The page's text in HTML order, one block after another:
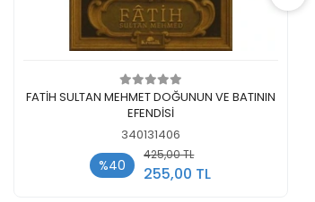
Sepete Ekle
FATİH SULTAN MEHMET DOĞUNUN VE BATININ
EFENDİSİ
340131406
%40
425,00 TL
255,00 TL